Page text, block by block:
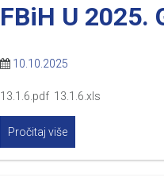
FBiH U 2025.
10.10.2025
13.1.6.pdf 13.1.6.xls
Pročitaj više